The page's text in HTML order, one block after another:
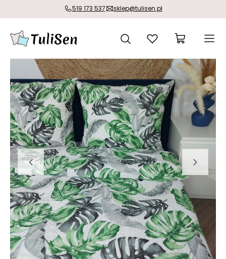
519 173 537 sklep@tulisen.pl